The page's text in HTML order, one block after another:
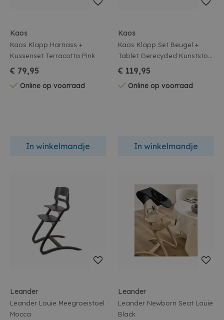
Kaos
Kaos Klapp Harnass +
Kussenset Terracotta Pink
€ 79,95
Online op voorraad
In winkelmandje
Kaos
Kaos Klapp Set Beugel +
Tablet Gerecycled Kunststof
Charcoal Black.
€ 119,95
Online op voorraad
In winkelmandje
Leander
Leander Louie Meegroeistoel
Mocca
Leander
Leander Newborn Seat Louie
Black